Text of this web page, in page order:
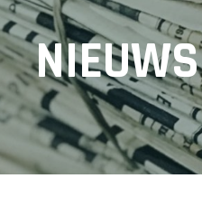
JUNIOREN
JO14-1
JO14-2
JO14-3
JO15-1
JO15-2
NIEUWS